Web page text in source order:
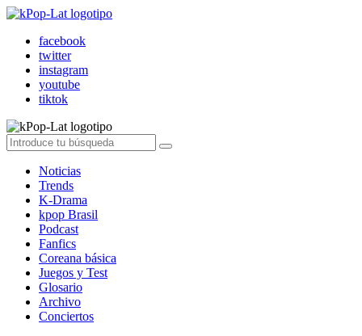
facebook
twitter
instagram
youtube
tiktok
Noticias
Trends
K-Drama
kpop Brasil
Podcast
Fanfics
Coreana básica
Juegos y Test
Glosario
Archivo
Conciertos